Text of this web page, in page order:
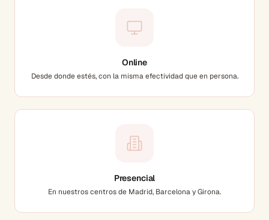
Online
Desde donde estés, con la misma efectividad que en persona.
Presencial
En nuestros centros de Madrid, Barcelona y Girona.